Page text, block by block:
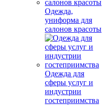
Одежда,
униформа для
салонов красоты
Одежда для
сферы услуг и
индустрии
гостеприимства